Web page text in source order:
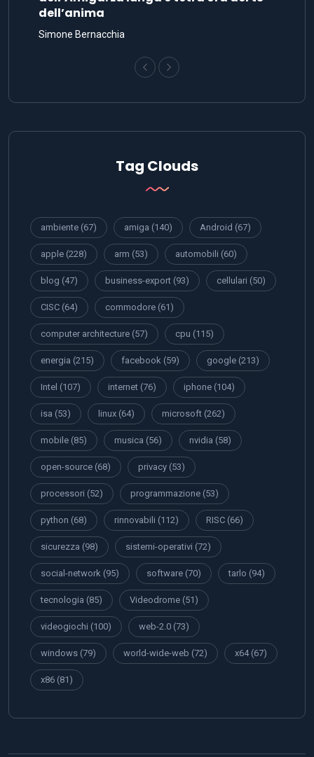
dell’anima
Simone Bernacchia
Tag Clouds
ambiente (67) amiga (140) Android (67)
apple (228) arm (53) automobili (60)
blog (47) business-export (93) cellulari (50)
CISC (64) commodore (61)
computer architecture (57) cpu (115)
energia (215) facebook (59) google (213)
Intel (107) internet (76) iphone (104)
isa (53) linux (64) microsoft (262)
mobile (85) musica (56) nvidia (58)
open-source (68) privacy (53)
processori (52) programmazione (53)
python (68) rinnovabili (112) RISC (66)
sicurezza (98) sistemi-operativi (72)
social-network (95) software (70) tarlo (94)
tecnologia (85) Videodrome (51)
videogiochi (100) web-2.0 (73)
windows (79) world-wide-web (72) x64(67)
x86 (81)